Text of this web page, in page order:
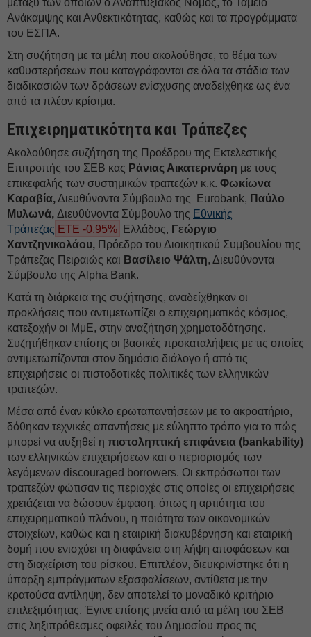
μεταξύ των οποίων ο Αναπτυξιακός Νόμος, το Ταμείο
Ανάκαμψης και Ανθεκτικότητας, καθώς και τα προγράμματα
του ΕΣΠΑ.
Στη συζήτηση με τα μέλη που ακολούθησε, το θέμα των
καθυστερήσεων που καταγράφονται σε όλα τα στάδια των
διαδικασιών των δράσεων ενίσχυσης αναδείχθηκε ως ένα
από τα πλέον κρίσιμα.
Επιχειρηματικότητα και Τράπεζες
Ακολούθησε συζήτηση της Προέδρου της Εκτελεστικής
Επιτροπής του ΣΕΒ κας Ράνιας Αικατερινάρη με τους
επικεφαλής των συστημικών τραπεζών κ.κ. Φωκίωνα
Καραβία,Διευθύνοντα Σύμβουλο της Eurobank, Παύλο
Μυλωνά, Διευθύνοντα Σύμβουλο της Εθνικής
Τράπεζας ΕΤΕ -0,95% Ελλάδος, Γεώργιο
Χαντζηνικολάου, Πρόεδρο του Διοικητικού Συμβουλίου της
Τράπεζας Πειραιώς και Βασίλειο Ψάλτη, Διευθύνοντα
Σύμβουλο της Alpha Βank.
Κατά τη διάρκεια της συζήτησης, αναδείχθηκαν οι
προκλήσεις που αντιμετωπίζει ο επιχειρηματικός κόσμος,
κατεξοχήν οι ΜμΕ, στην αναζήτηση χρηματοδότησης.
Συζητήθηκαν επίσης οι βασικές προκαταλήψεις με τις οποίες
αντιμετωπίζονται στον δημόσιο διάλογο ή από τις
επιχειρήσεις οι πιστοδοτικές πολιτικές των ελληνικών
τραπεζών.
Μέσα από έναν κύκλο ερωταπαντήσεων με το ακροατήριο,
δόθηκαν τεχνικές απαντήσεις με εύληπτο τρόπο για το πώς
μπορεί να αυξηθεί η πιστοληπτική επιφάνεια (bankability)
των ελληνικών επιχειρήσεων και ο περιορισμός των
λεγόμενων discouraged borrowers. Οι εκπρόσωποι των
τραπεζών φώτισαν τις περιοχές στις οποίες οι επιχειρήσεις
χρειάζεται να δώσουν έμφαση, όπως η αρτιότητα του
επιχειρηματικού πλάνου, η ποιότητα των οικονομικών
στοιχείων, καθώς και η εταιρική διακυβέρνηση και εταιρική
δομή που ενισχύει τη διαφάνεια στη λήψη αποφάσεων και
στη διαχείριση του ρίσκου. Επιπλέον, διευκρινίστηκε ότι η
ύπαρξη εμπράγματων εξασφαλίσεων, αντίθετα με την
κρατούσα αντίληψη, δεν αποτελεί το μοναδικό κριτήριο
επιλεξιμότητας. Έγινε επίσης μνεία από τα μέλη του ΣΕΒ
στις ληξιπρόθεσμες οφειλές του Δημοσίου προς τις